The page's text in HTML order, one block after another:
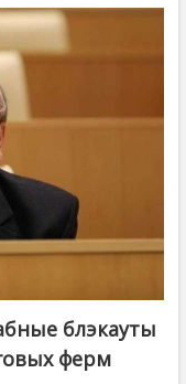
блэкауты
ферм